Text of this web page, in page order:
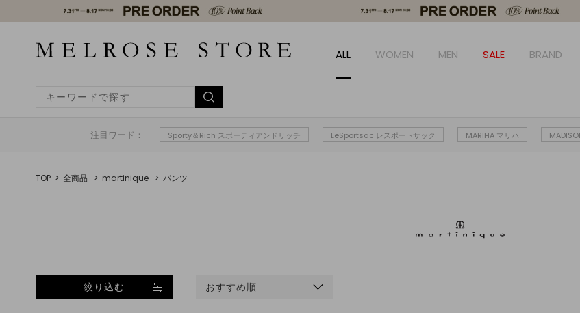
ALL WOMEN MEN SALE BRAND
注目ワード： Sporty＆Rich スポーティアンドリッチ LeSportsac レスポートサック MARIHA マリハ
TOP 全商品 martinique パンツ
絞り込む おすすめ順